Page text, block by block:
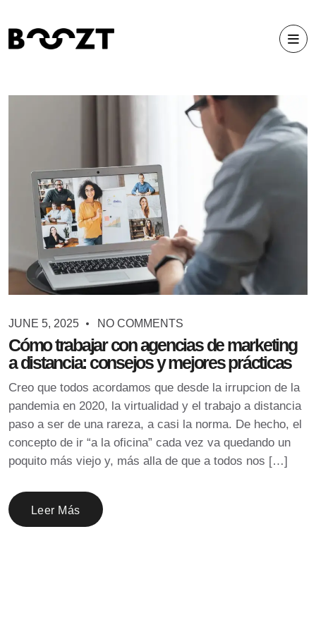
JUNE 5, 2025 NO COMMENTS
Cómo trabajar con agencias de marketing
a distancia: consejos y mejores prácticas
Creo que todos acordamos que desde la irrupcion de la
pandemia en 2020, la virtualidad y el trabajo a distancia
paso a ser de una rareza, a casi la norma. De hecho, el
concepto de ir “a la oficina” cada vez va quedando un
poquito más viejo y, más alla de que a todos nos […]
Leer Más